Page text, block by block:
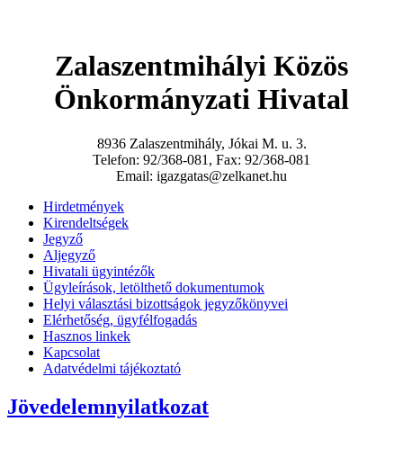
Zalaszentmihályi Közös
Önkormányzati Hivatal
8936 Zalaszentmihály, Jókai M. u. 3.
Telefon: 92/368-081, Fax: 92/368-081
Email: igazgatas@zelkanet.hu
Hirdetmények
Kirendeltségek
Jegyző
Aljegyző
Hivatali ügyintézők
Ügyleírások, letölthető dokumentumok
Helyi választási bizottságok jegyzőkönyvei
Elérhetőség, ügyfélfogadás
Hasznos linkek
Kapcsolat
Adatvédelmi tájékoztató
Jövedelemnyilatkozat